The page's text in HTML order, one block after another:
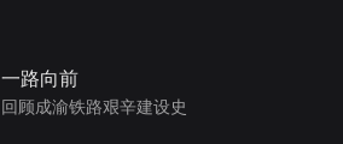
一路向前
回顾成渝铁路艰辛建设史